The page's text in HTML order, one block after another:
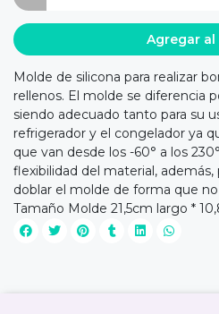
Agregar al
Molde de silicona para realizar
rellenos. El molde se diferencia
siendo adecuado tanto para su
refrigerador y el congelador ya
que van desde los -60° a los
flexibilidad del material,
doblar el molde de forma que
Tamaño Molde 21,5cm largo *